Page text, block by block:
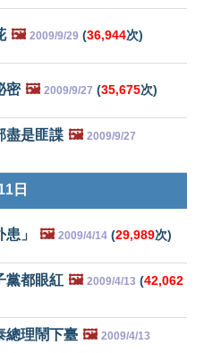
🖼️ 2009/9/29 (36,944次)
密 🖼️ 2009/9/27 (35,675次)
盡是匪諜 🖼️ 2009/9/27
日
」 🖼️ 2009/4/14 (29,989次)
黨都眼紅 🖼️ 2009/4/13 (42,062
總理鬧下臺 🖼️ 2009/4/13